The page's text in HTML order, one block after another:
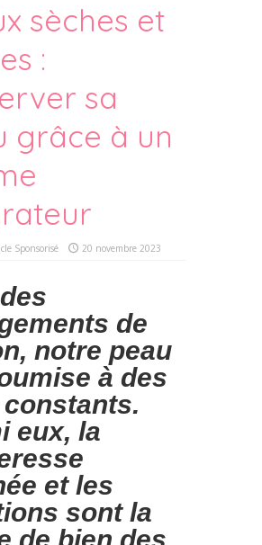
sèches et
:
sa
grâce à un
Sponsorisé 20 novembre 2023
de
notre peau
à des
eux, la
et les
sont la